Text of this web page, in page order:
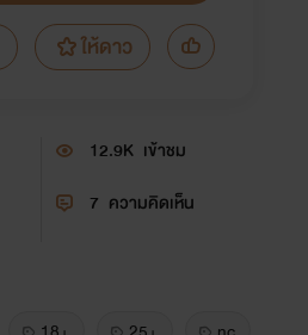
ให้ดาว
12.9K เข้าชม
7 ความคิดเห็น